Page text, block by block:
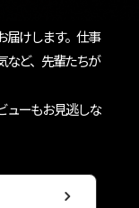
届けします。仕事
など、先輩たちが
ューもお見逃しな